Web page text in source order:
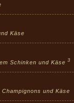
Käse
Schinken und Käse 3
und Käse